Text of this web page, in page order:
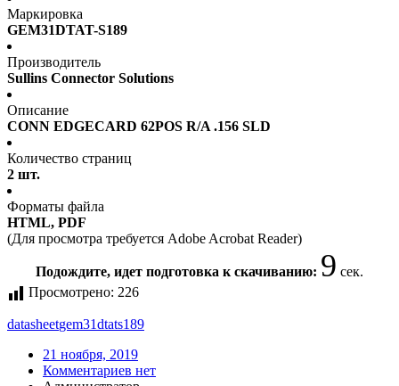
Маркировка
GEM31DTAT-S189
Производитель
Sullins Connector Solutions
Описание
CONN EDGECARD 62POS R/A .156 SLD
Количество страниц
2 шт.
Форматы файла
HTML, PDF
(Для просмотра требуется Adobe Acrobat Reader)
Подождите, идет подготовка к скачиванию: 8 сек.
Просмотрено: 226
datasheetgem31dtats189
21 ноября, 2019
Комментариев нет